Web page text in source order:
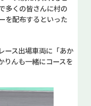
多くの皆さんに村の
を配布するといった
ース出場車両に「あか
りんも一緒にコースを